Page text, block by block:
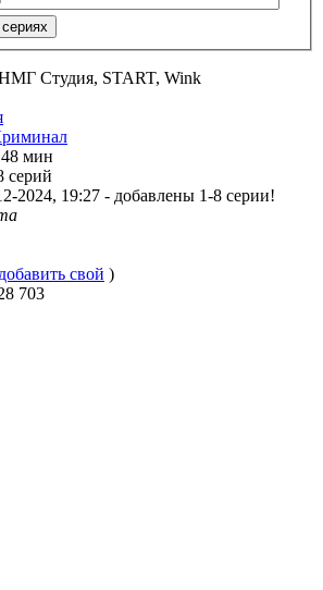
Студия, START, Wink
48 мин
серий
2024, 19:27 - добавлены 1-8 серии!
свой )
703